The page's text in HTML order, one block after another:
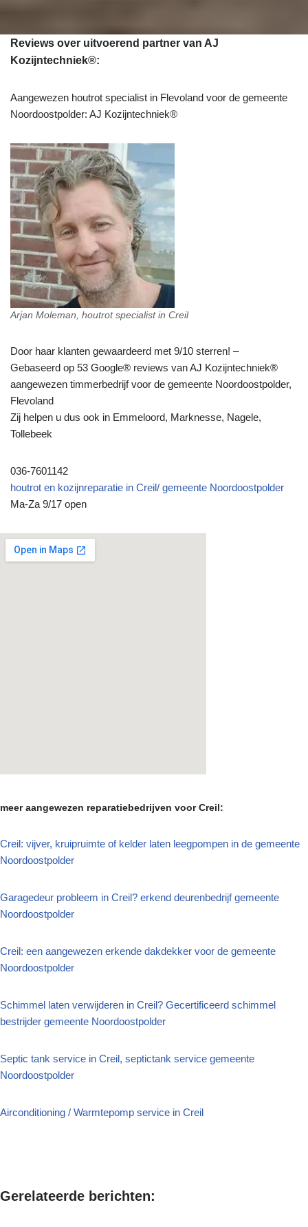
Reviews over uitvoerend partner van AJ
Kozijntechniek®:
Aangewezen houtrot specialist in Flevoland voor de gemeente
Noordoostpolder: AJ Kozijntechniek®
Arjan Moleman, houtrot specialist in Creil
Door haar klanten gewaardeerd met 9/10 sterren! –
Gebaseerd op 53 Google® reviews van AJ Kozijntechniek®
aangewezen timmerbedrijf voor de gemeente Noordoostpolder,
Flevoland
Zij helpen u dus ook in Emmeloord, Marknesse, Nagele,
Tollebeek
036-7601142
houtrot en kozijnreparatie in Creil/ gemeente Noordoostpolder
Ma-Za 9/17 open
meer aangewezen reparatiebedrijven voor Creil:
Creil: vijver, kruipruimte of kelder laten leegpompen in de gemeente
Noordoostpolder
Garagedeur probleem in Creil? erkend deurenbedrijf gemeente
Noordoostpolder
Creil: een aangewezen erkende dakdekker voor de gemeente
Noordoostpolder
Schimmel laten verwijderen in Creil? Gecertificeerd schimmel
bestrijder gemeente Noordoostpolder
Septic tank service in Creil, septictank service gemeente
Noordoostpolder
Airconditioning / Warmtepomp service in Creil
Gerelateerde berichten: